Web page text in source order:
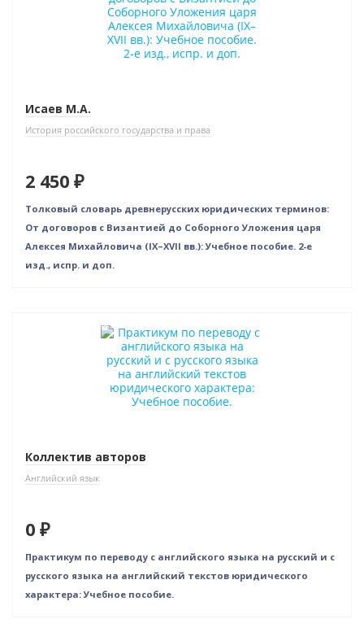
Исаев М.А.
История российского государства и права
2 450 ₽
Толковый словарь древнерусских юридических терминов:
От договоров с Византией до Соборного Уложения царя
Алексея Михайловича (IX–XVII вв.): Учебное пособие. 2-е
изд., испр. и доп.
Нет в наличии
Коллектив авторов
Английский язык
0 ₽
Практикум по переводу с английского языка на русский и с
русского языка на английский текстов юридического
характера: Учебное пособие.